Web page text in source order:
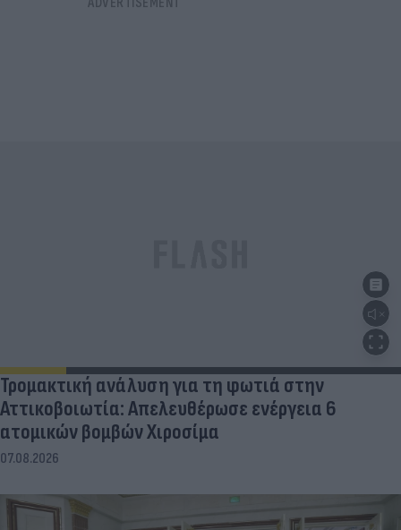
Τρομακτική ανάλυση για τη φωτιά στην
Αττικοβοιωτία: Απελευθέρωσε ενέργεια 6
ατομικών βομβών Χιροσίμα
07.08.2026